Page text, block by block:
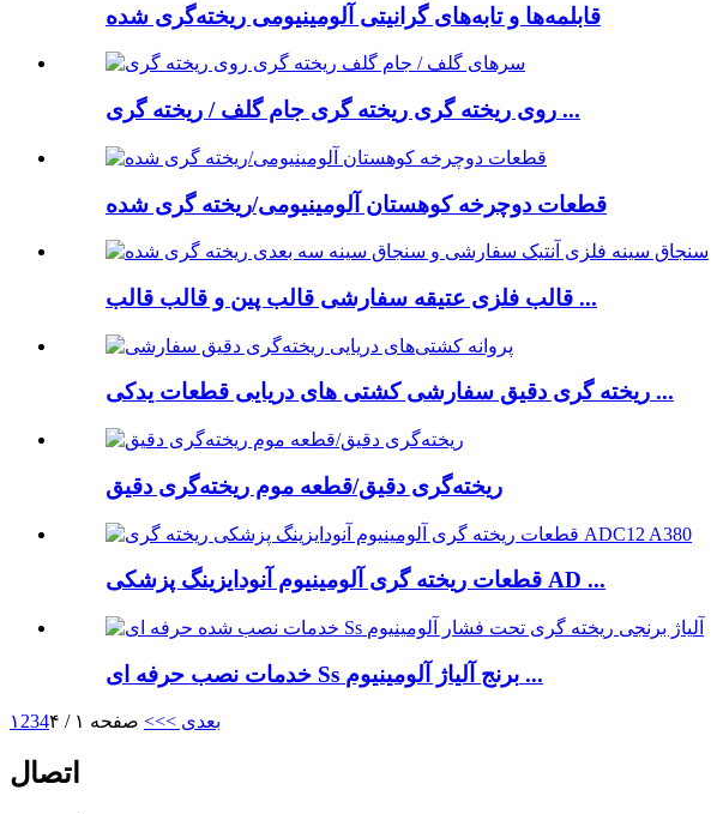
قابلمه‌ها و تابه‌های گرانیتی آلومینیومی ریخته‌گری شده
روی ریخته گری ریخته گری جام گلف / ریخته گری ...
قطعات دوچرخه کوهستان آلومینیومی/ریخته گری شده
قالب فلزی عتیقه سفارشی قالب پین و قالب قالب ...
ریخته گری دقیق سفارشی کشتی های دریایی قطعات یدکی ...
ریخته‌گری دقیق/قطعه موم ریخته‌گری دقیق
قطعات ریخته گری آلومینیوم آنودایزینگ پزشکی AD ...
خدمات نصب حرفه ای Ss برنج آلیاژ آلومینیوم ...
۱234 بعدی >>> صفحه ۱ / ۴
اتصال